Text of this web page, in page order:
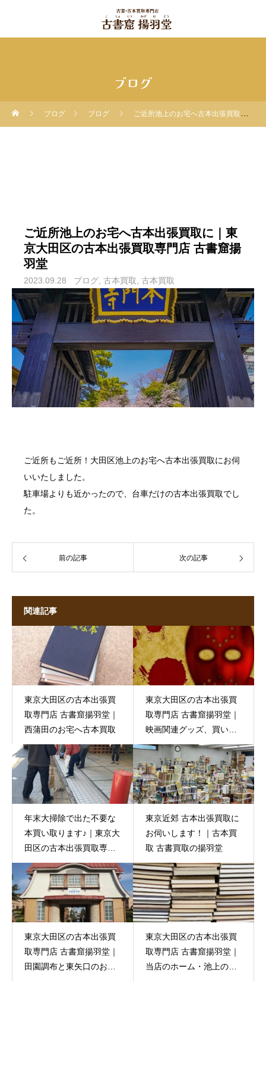
ブログ
ブログ ブログ ご近所池上のお宅へ古本出張買取に｜東京大田区の古本出張買取専門店 古書窟揚羽堂
ご近所池上のお宅へ古本出張買取に｜東
京大田区の古本出張買取専門店 古書窟揚
羽堂
2023.09.28 ブログ 古本買取 古本買取
ご近所もご近所！ 大田区池上のお宅へ古本出張買取にお伺
いいたしました。
駐車場よりも近かったので、台車だけの古本出張買取でし
た。
前の記事 次の記事
関連記事
東京大田区の古本出張買
取専門店 古書窟揚羽堂｜
西蒲田のお宅へ古本買取
東京大田区の古本出張買
取専門店 古書窟揚羽堂｜
映画関連グッズ、買い取
ります！
年末大掃除で出た不要な
本買い取ります♪｜東京大
田区の古本出張買取専門
店 古書窟揚羽堂
東京近郊 古本出張買取に
お伺いします！｜古本買
取 古書買取の揚羽堂
東京大田区の古本出張買
取専門店 古書窟揚羽堂｜
田園調布と東矢口のお宅
東京大田区の古本出張買
取専門店 古書窟揚羽堂｜
当店のホーム・池上のお